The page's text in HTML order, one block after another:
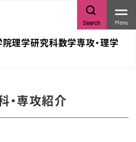
理学研究科数学専攻・理学
Search Menu
・専攻紹介